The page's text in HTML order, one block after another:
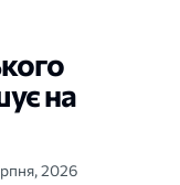
на
2026